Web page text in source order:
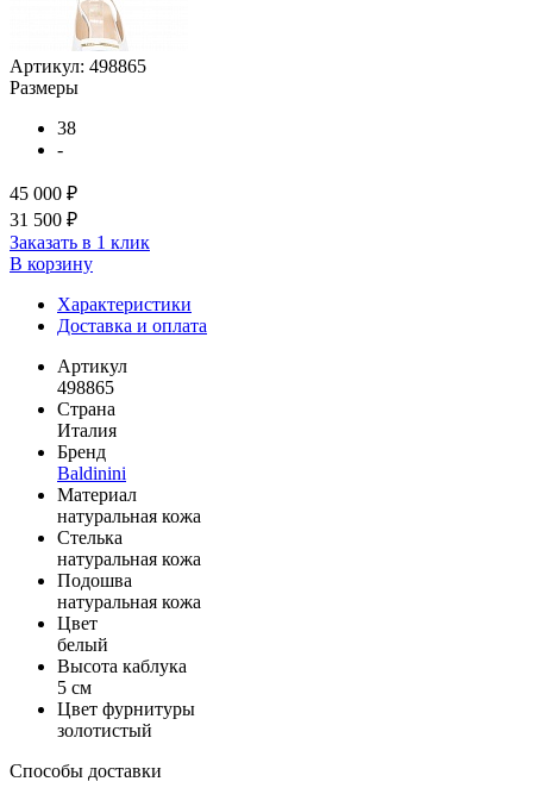
Артикул: 498865
Размеры
38
-
45 000 ₽
31 500 ₽
Заказать в 1 клик
В корзину
Характеристики
Доставка и оплата
Артикул
498865
Страна
Италия
Бренд
Baldinini
Материал
натуральная кожа
Стелька
натуральная кожа
Подошва
натуральная кожа
Цвет
белый
Высота каблука
5 см
Цвет фурнитуры
золотистый
Способы доставки